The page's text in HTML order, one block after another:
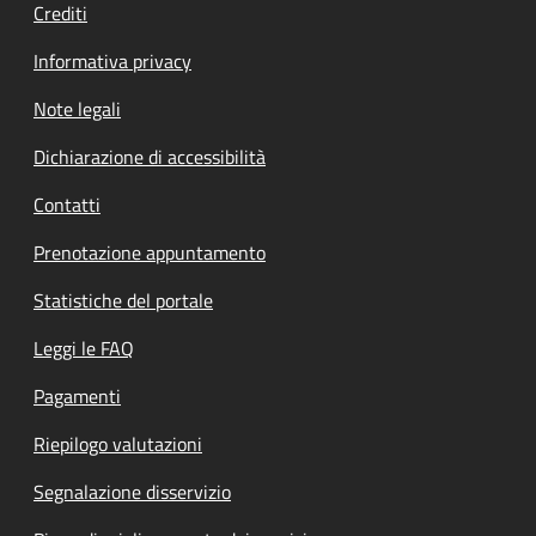
Crediti
Informativa privacy
Note legali
Dichiarazione di accessibilità
Contatti
Prenotazione appuntamento
Statistiche del portale
Leggi le FAQ
Pagamenti
Riepilogo valutazioni
Segnalazione disservizio